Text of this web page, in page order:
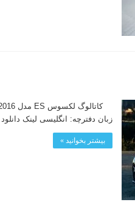
زبان دفترچه: انگلیسی لینک دانلود
بیشتر بخوانید »